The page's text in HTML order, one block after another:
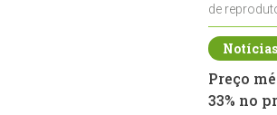
de
durante a
Preço
33% no